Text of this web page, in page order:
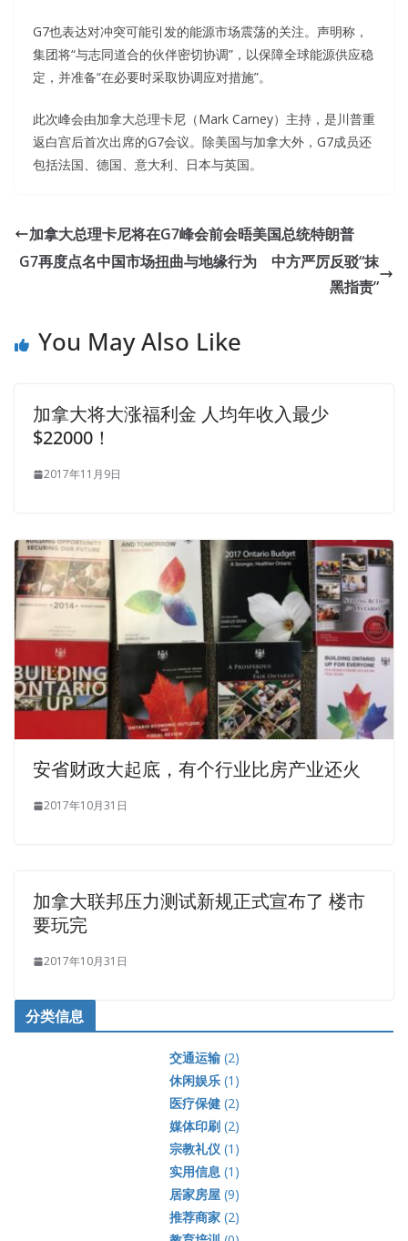
G7也表达对冲突可能引发的能源市场震荡的关注。声明称，
集团将“与志同道合的伙伴密切协调”，以保障全球能源供应稳
定，并准备“在必要时采取协调应对措施”。
此次峰会由加拿大总理卡尼（Mark Carney）主持，是川普重
返白宫后首次出席的G7会议。除美国与加拿大外，G7成员还
包括法国、德国、意大利、日本与英国。
加拿大总理卡尼将在G7峰会前会晤美国总统特朗普
G7再度点名中国市场扭曲与地缘行为 中方严厉反驳“抹
黑指责”
You May Also Like
加拿大将大涨福利金 人均年收入最少
$22000！
2017年11月9日
安省财政大起底，有个行业比房产业还火
2017年10月31日
加拿大联邦压力测试新规正式宣布了 楼市
要玩完
2017年10月31日
分类信息
交通运输(2)
休闲娱乐(1)
医疗保健(2)
媒体印刷(2)
宗教礼仪(1)
实用信息(1)
居家房屋(9)
推荐商家(2)